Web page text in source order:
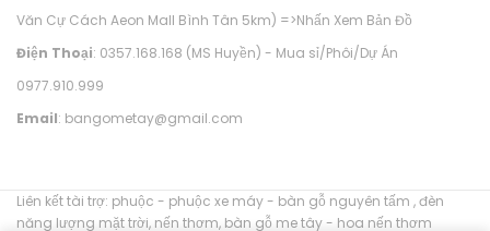
Văn Cự Cách Aeon Mall Bình Tân 5km) =>Nhấn Xem Bản Đồ
Điện Thoại: 0357.168.168 (MS Huyền) - Mua sỉ/Phôi/Dự Án
0977.910.999
Email: bangometay@gmail.com
Liên kết tài trợ: phuộc - phuộc xe máy- bàn gỗ nguyên tấm ,đèn
năng lượng mặt trời, nến thơm, bàn gỗ me tây- hoa nến thơm